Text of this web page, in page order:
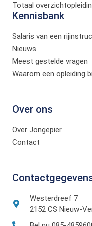
Totaal
Kennisbank
Salaris van een
Nieuws
Meest gestelde vragen
Waarom een opleiding
Over ons
Over Jongepier
Contact
Westerdreef 7
2152 CS Nieuw-